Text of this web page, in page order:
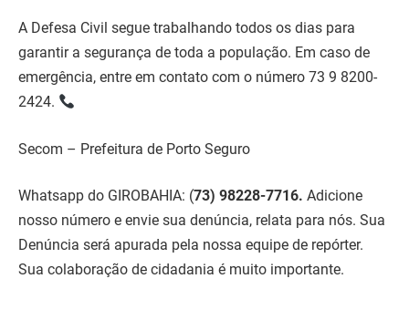
A Defesa Civil segue trabalhando todos os dias para
garantir a segurança de toda a população. Em caso de
emergência, entre em contato com o número 73 9 8200-
2424.
Secom – Prefeitura de Porto Seguro
Whatsapp do GIROBAHIA: (73) 98228-7716. Adicione
nosso número e envie sua denúncia, relata para nós. Sua
Denúncia será apurada pela nossa equipe de repórter.
Sua colaboração de cidadania é muito importante.